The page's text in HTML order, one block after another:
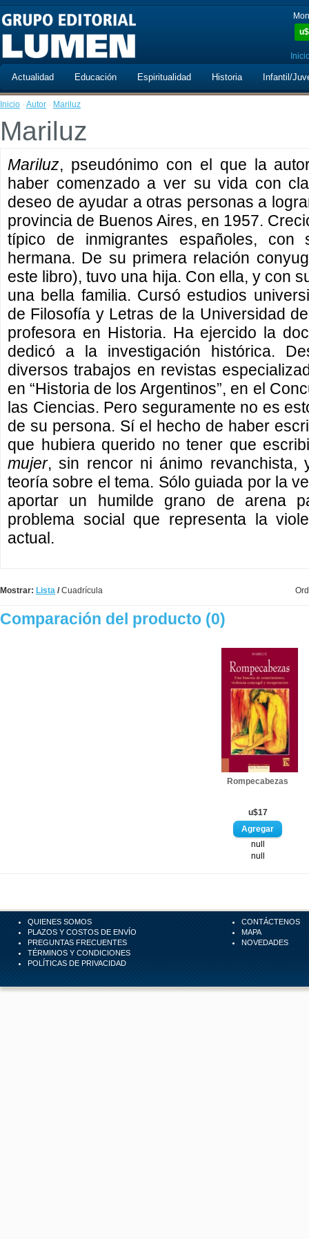
u$
Actualidad Educación Espiritualidad Historia Infantil/
Inicio · Autor · Mariluz
Mariluz
Mariluz, pseudónimo con el que la
haber comenzado a ver su vida con
deseo de ayudar a otras personas a
provincia de Buenos Aires, en 1957.
típico de inmigrantes españoles,
hermana. De su primera relación
este libro), tuvo una hija. Con ella, y con
una bella familia. Cursó estudios
de Filosofía y Letras de la Universidad
profesora en Historia. Ha ejercido la
dedicó a la investigación histórica.
diversos trabajos en revistas
en “Historia de los Argentinos”, en el
las Ciencias. Pero seguramente no es
de su persona. Sí el hecho de haber
que hubiera querido no tener que
mujer, sin rencor ni ánimo revanchista,
teoría sobre el tema. Sólo guiada por la
aportar un humilde grano de arena
problema social que representa la
actual.
Mostrar: Lista /Cuadrícula
Comparación del producto (0)
Rompecabezas
u$17
null
null
QUIENES SOMOS
PLAZOS Y COSTOS DE ENVÍO
PREGUNTAS FRECUENTES
TÉRMINOS Y CONDICIONES
POLÍTICAS DE PRIVACIDAD
CONTÁCTENOS
MAPA
NOVEDADES